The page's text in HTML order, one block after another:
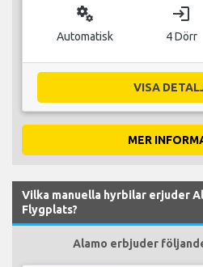
miscellaneous_services
Automatisk
login
4 Dörr
VISA
MER
Vilka manuella hyrbilar erjuder
Flygplats?
Alamo erbjuder